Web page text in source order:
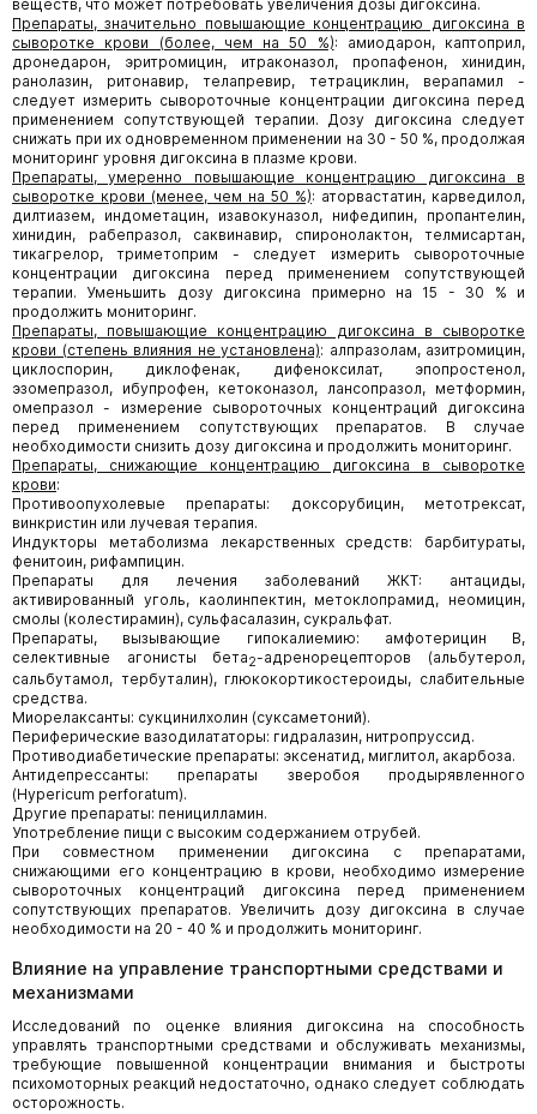
веществ, что может потребовать увеличения дозы дигоксина.
Препараты, значительно повышающие концентрацию дигоксина в
сыворотке крови (более, чем на 50 %): амиодарон, каптоприл,
дронедарон, эритромицин, итраконазол, пропафенон, хинидин,
ранолазин, ритонавир, телапревир, тетрациклин, верапамил -
следует измерить сывороточные концентрации дигоксина перед
применением сопутствующей терапии. Дозу дигоксина следует
снижать при их одновременном применении на 30 - 50 %, продолжая
мониторинг уровня дигоксина в плазме крови.
Препараты, умеренно повышающие концентрацию дигоксина в
сыворотке крови (менее, чем на 50 %): аторвастатин, карведилол,
дилтиазем, индометацин, изавокуназол, нифедипин, пропантелин,
хинидин, рабепразол, саквинавир, спиронолактон, телмисартан,
тикагрелор, триметоприм - следует измерить сывороточные
концентрации дигоксина перед применением сопутствующей
терапии. Уменьшить дозу дигоксина примерно на 15 - 30 % и
продолжить мониторинг.
Препараты, повышающие концентрацию дигоксина в сыворотке
крови (степень влияния не установлена): алпразолам, азитромицин,
циклоспорин, диклофенак, дифеноксилат, эпопростенол,
эзомепразол, ибупрофен, кетоконазол, лансопразол, метформин,
омепразол - измерение сывороточных концентраций дигоксина
перед применением сопутствующих препаратов. В случае
необходимости снизить дозу дигоксина и продолжить мониторинг.
Препараты, снижающие концентрацию дигоксина в сыворотке
крови:
Противоопухолевые препараты: доксорубицин, метотрексат,
винкристин или лучевая терапия.
Индукторы метаболизма лекарственных средств: барбитураты,
фенитоин, рифампицин.
Препараты для лечения заболеваний ЖКТ: антациды,
активированный уголь, каолин­пектин, метоклопрамид, неомицин,
смолы (колестирамин), сульфасалазин, сукральфат.
Препараты, вызывающие гипокалиемию: амфотерицин В,
селективные агонисты бета2-адренорецепторов (альбутерол,
сальбутамол, тербуталин), глюкокортикостероиды, слабительные
средства.
Миорелаксанты: сукцинилхолин (суксаметоний).
Периферические вазодилататоры: гидралазин, нитропруссид.
Противодиабетические препараты: эксенатид, миглитол, акарбоза.
Антидепрессанты: препараты зверобоя продырявленного
(Hypericum perforatum).
Другие препараты: пеницилламин.
Употребление пищи с высоким содержанием отрубей.
При совместном применении дигоксина с препаратами,
снижающими его концентрацию в крови, необходимо измерение
сывороточных концентраций дигоксина перед применением
сопутствующих препаратов. Увеличить дозу дигоксина в случае
необходимости на 20 - 40 % и продолжить мониторинг.
Влияние на управление транспортными средствами и
механизмами
Исследований по оценке влияния дигоксина на способность
управлять транспортными средствами и обслуживать механизмы,
требующие повышенной концентрации внимания и быстроты
психомоторных реакций недостаточно, однако следует соблюдать
осторожность.